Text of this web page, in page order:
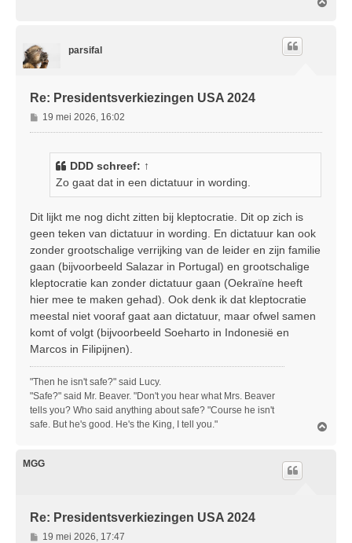
parsifal
Re: Presidentsverkiezingen USA 2024
B
e
19 mei 2026, 16:02
DDD schreef: ↑
Zo gaat dat in een dictatuur in wording.
Dit lijkt me nog dicht zitten bij kleptocratie. Dit op zich is
geen teken van dictatuur in wording. En dictatuur kan ook
zonder grootschalige verrijking van de leider en zijn familie
gaan (bijvoorbeeld Salazar in Portugal) en grootschalige
kleptocratie kan zonder dictatuur gaan (Oekraïne heeft
hier mee te maken gehad). Ook denk ik dat kleptocratie
meestal niet vooraf gaat aan dictatuur, maar ofwel samen
komt of volgt (bijvoorbeeld Soeharto in Indonesië en
Marcos in Filipijnen).
"Then he isn't safe?" said Lucy.
"Safe?" said Mr. Beaver. "Don't you hear what Mrs. Beaver
tells you? Who said anything about safe? "Course he isn't
safe. But he's good. He's the King, I tell you."
MGG
Re: Presidentsverkiezingen USA 2024
B19 mei 2026, 17:47